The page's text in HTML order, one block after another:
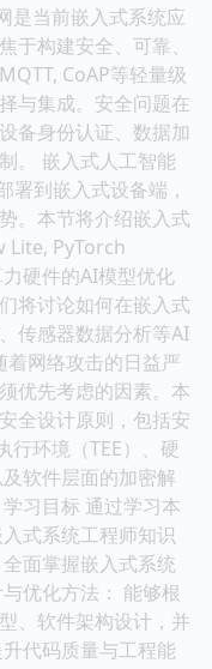
是当前嵌入式系统应
于构建安全、可靠、
CoAP等轻量级
与集成。安全问题在
备身份认证、数据加
。 嵌入式人工智能
署到嵌入式设备端，
。本节将介绍嵌入式
Lite, PyTorch
硬件的AI模型优化
将讨论如何在嵌入式
传感器数据分析等AI
着网络攻击的日益严
优先考虑的因素。本
全设计原则，包括安
环境（TEE）、硬
软件层面的加密解
习目标 通过学习本
式系统工程师知识
面掌握嵌入式系统
优化方法： 能够根
、软件架构设计，并
代码质量与工程能